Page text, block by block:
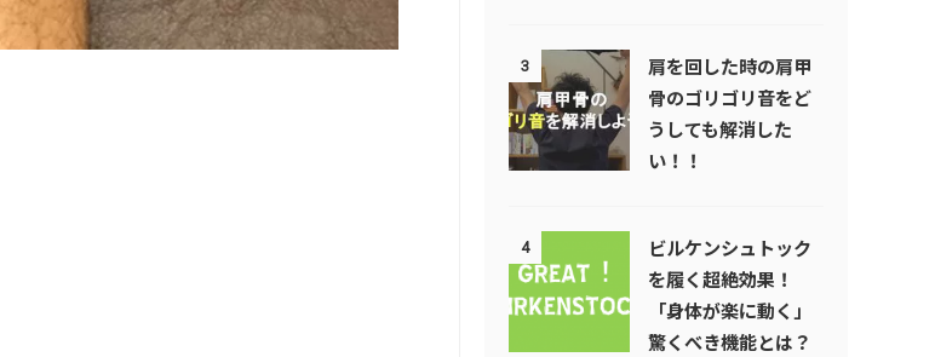
3
肩を回した時の肩甲
骨のゴリゴリ音をど
うしても解消した
い！！
4
ビルケンシュトック
を履く超絶効果！
「身体が楽に動く」
驚くべき機能とは？